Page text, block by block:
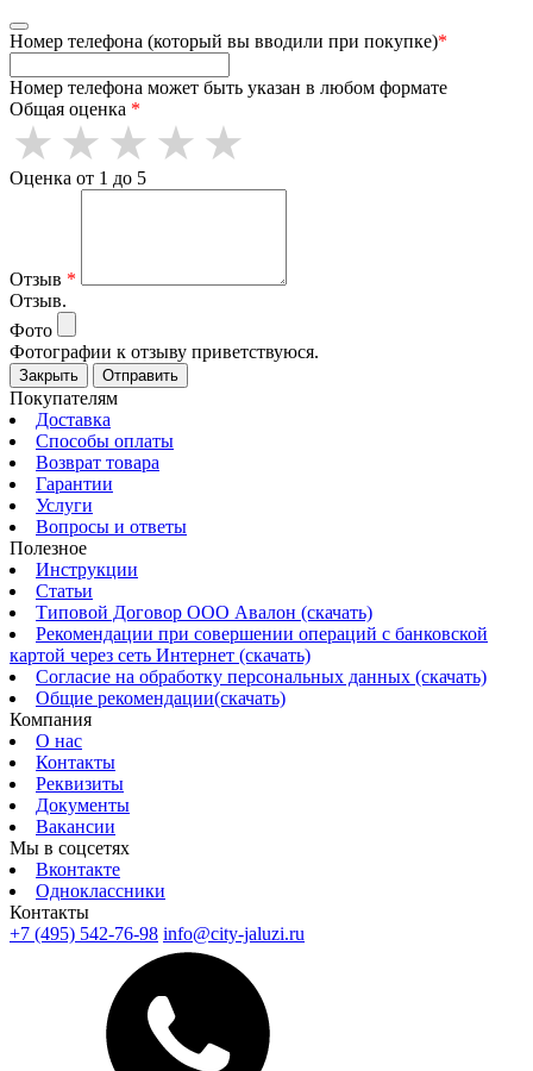
Номер телефона (который вы вводили при покупке)*
Номер телефона может быть указан в любом формате
Общая оценка *
Оценка от 1 до 5
Отзыв *
Отзыв.
Фото
Фотографии к отзыву приветствуюся.
Закрыть Отправить
Покупателям
Доставка
Способы оплаты
Возврат товара
Гарантии
Услуги
Вопросы и ответы
Полезное
Инструкции
Статьи
Типовой Договор ООО Авалон (скачать)
Рекомендации при совершении операций с банковской
картой через сеть Интернет (скачать)
Согласие на обработку персональных данных (скачать)
Общие рекомендации(скачать)
Компания
О нас
Контакты
Реквизиты
Документы
Вакансии
Мы в соцсетях
Вконтакте
Одноклассники
Контакты
+7 (495) 542-76-98 info@city-jaluzi.ru